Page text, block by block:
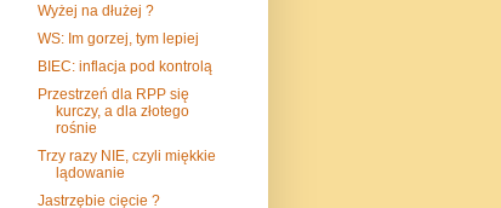
Wyżej na dłużej ?
WS: Im gorzej, tym lepiej
BIEC: inflacja pod kontrolą
Przestrzeń dla RPP się
kurczy, a dla złotego
rośnie
Trzy razy NIE, czyli miękkie
lądowanie
Jastrzębie cięcie ?